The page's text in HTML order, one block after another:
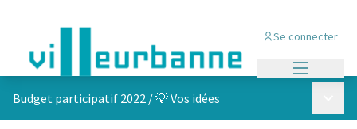
Se connecter
Budget participatif 2022 /💡 Vos idées